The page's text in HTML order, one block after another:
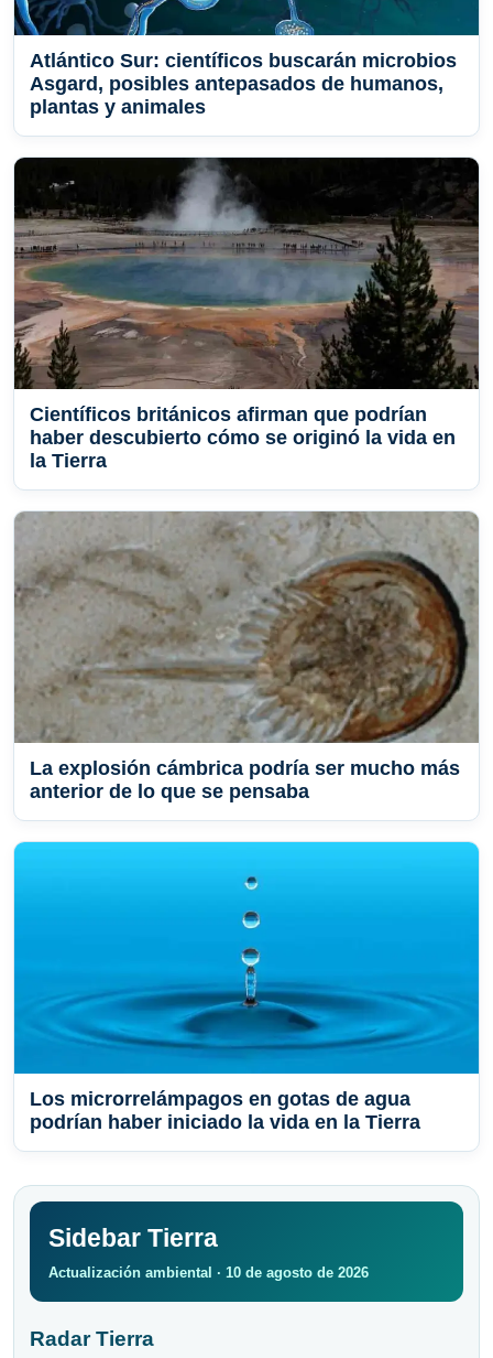
Atlántico Sur: científicos buscarán microbios
Asgard, posibles antepasados de humanos,
plantas y animales
Científicos británicos afirman que podrían
haber descubierto cómo se originó la vida en
la Tierra
La explosión cámbrica podría ser mucho más
anterior de lo que se pensaba
Los microrrelámpagos en gotas de agua
podrían haber iniciado la vida en la Tierra
Sidebar Tierra
Actualización ambiental · 10 de agosto de 2026
Radar Tierra